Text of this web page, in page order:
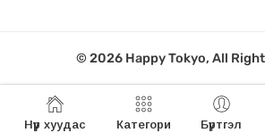
© 2026 Happy Tokyo, All
Нүүр хуудас Категори Бүртгэл